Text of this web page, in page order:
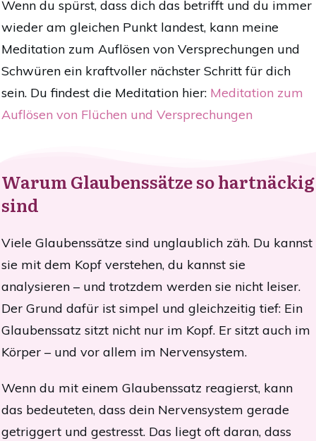
Wenn du spürst, dass dich das betrifft und du immer
wieder am gleichen Punkt landest, kann meine
Meditation zum Auflösen von Versprechungen und
Schwüren ein kraftvoller nächster Schritt für dich
sein. Du findest die Meditation hier: Meditation zum
Auflösen von Flüchen und Versprechungen
Warum Glaubenssätze so hartnäckig
sind
Viele Glaubenssätze sind unglaublich zäh. Du kannst
sie mit dem Kopf verstehen, du kannst sie
analysieren – und trotzdem werden sie nicht leiser.
Der Grund dafür ist simpel und gleichzeitig tief: Ein
Glaubenssatz sitzt nicht nur im Kopf. Er sitzt auch im
Körper – und vor allem im Nervensystem.
Wenn du mit einem Glaubenssatz reagierst, kann
das bedeuteten, dass dein Nervensystem gerade
getriggert und gestresst. Das liegt oft daran, dass